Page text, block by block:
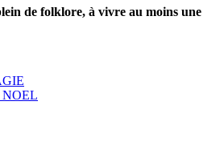
de folklore, à vivre au moins une
NOEL